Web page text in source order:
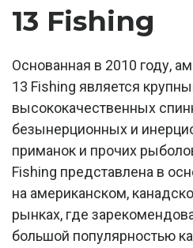
13 Fishing
Основанная в 2010 году,
13 Fishing является
высококачественных
безынерционных и
приманок и прочих
Fishing представлена в
на американском,
рынках, где
большой популярностью